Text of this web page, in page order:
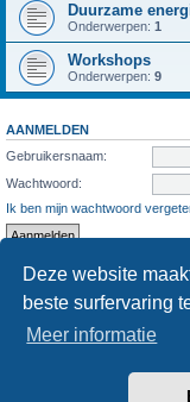
Deze website
beste surfervaring
Meer informatie
Duurzame
Onderwerpen: 1
Workshops
Onderwerpen: 9
AANMELDEN
Gebruikersnaam:
Wachtwoord:
Ik ben mijn wachtwoord
STATISTIEKEN
Aantal berichten1286• Aantal